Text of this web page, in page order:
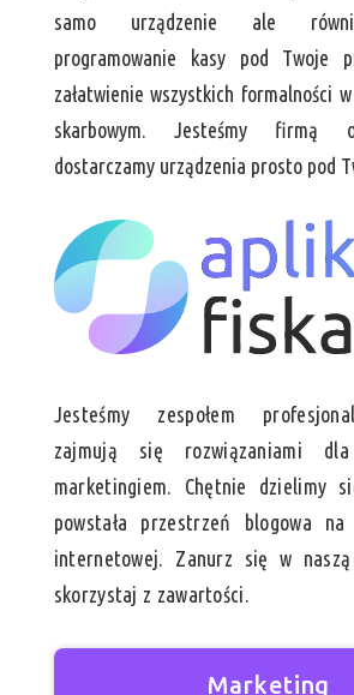
samo urządzenie ale
programowanie kasy pod Twoje
załatwienie wszystkich formalności
skarbowym. Jesteśmy firmą
dostarczamy urządzenia prosto pod
Jesteśmy zespołem
zajmują się rozwiązaniami
marketingiem. Chętnie dzielimy
powstała przestrzeń blogowa
internetowej. Zanurz się w
skorzystaj z zawartości.
Marketing